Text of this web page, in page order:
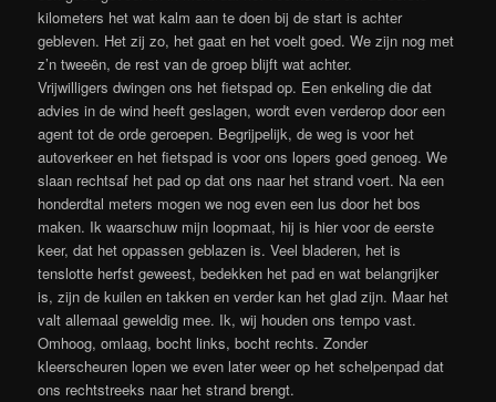
kilometers het wat kalm aan te doen bij de start is achter
gebleven. Het zij zo, het gaat en het voelt goed. We zijn nog met
z’n tweeën, de rest van de groep blijft wat achter.
Vrijwilligers dwingen ons het fietspad op. Een enkeling die dat
advies in de wind heeft geslagen, wordt even verderop door een
agent tot de orde geroepen. Begrijpelijk, de weg is voor het
autoverkeer en het fietspad is voor ons lopers goed genoeg. We
slaan rechtsaf het pad op dat ons naar het strand voert. Na een
honderdtal meters mogen we nog even een lus door het bos
maken. Ik waarschuw mijn loopmaat, hij is hier voor de eerste
keer, dat het oppassen geblazen is. Veel bladeren, het is
tenslotte herfst geweest, bedekken het pad en wat belangrijker
is, zijn de kuilen en takken en verder kan het glad zijn. Maar het
valt allemaal geweldig mee. Ik, wij houden ons tempo vast.
Omhoog, omlaag, bocht links, bocht rechts. Zonder
kleerscheuren lopen we even later weer op het schelpenpad dat
ons rechtstreeks naar het strand brengt.